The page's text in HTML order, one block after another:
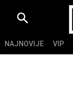
NAJNOVIJE VIP